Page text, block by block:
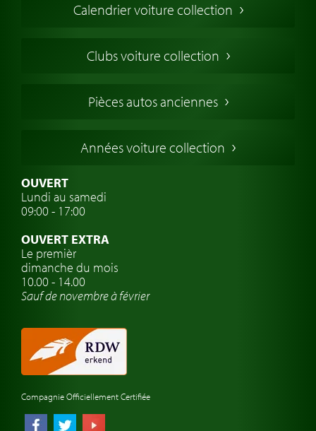
Voiture Collection Europe
Voitures Anglaises
Voitures Allemandes
Voitures Suédoises
Assurance voiture de collection
Clubs de voitures classiques
Atelier de voitures anciennes
Montres de marque de voiture
Calendrier voiture collection
Clubs voiture collection
Pièces autos anciennes
Années voiture collection
OUVERT
Lundi au samedi
09:00 - 17:00
OUVERT EXTRA
Le premièr
dimanche du mois
10.00 - 14.00
Sauf de novembre à février
Compagnie Officiellement Certifiée